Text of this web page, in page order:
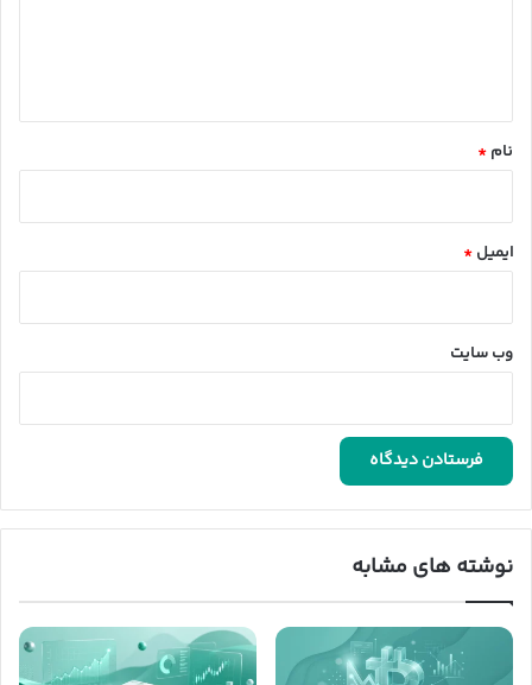
نام *
ایمیل *
وب‌ سایت
نوشته های مشابه